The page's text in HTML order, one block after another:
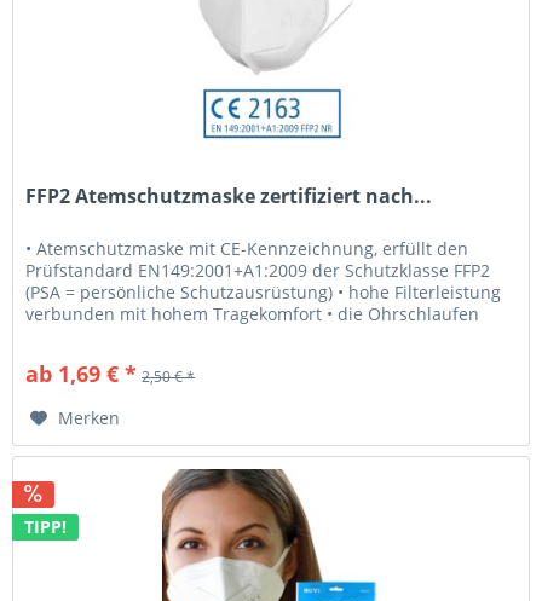
FFP2 Atemschutzmaske zertifiziert nach...
• Atemschutzmaske mit CE-Kennzeichnung, erfüllt den
Prüfstandard EN149:2001+A1:2009 der Schutzklasse FFP2
(PSA = persönliche Schutzausrüstung) • hohe Filterleistung
verbunden mit hohem Tragekomfort • die Ohrschlaufen
ab 1,69 € * 2,50 € *
Merken
TIPP!